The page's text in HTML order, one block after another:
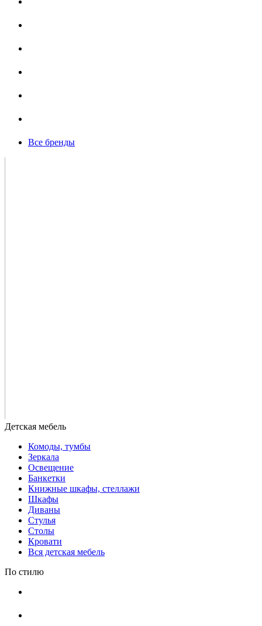
Комоды, тумбы
Зеркала
Освещение
Банкетки
Книжные шкафы, стеллажи
Шкафы
Диваны
Стулья
Столы
Кровати